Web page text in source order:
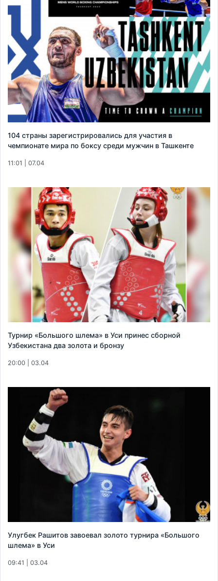
104 страны зарегистрировались для участия в
чемпионате мира по боксу среди мужчин в Ташкенте
11:01 | 07.04
Турнир «Большого шлема» в Уси принес сборной
Узбекистана два золота и бронзу
20:00 | 03.04
Улугбек Рашитов завоевал золото турнира «Большого
шлема» в Уси
09:41 | 03.04